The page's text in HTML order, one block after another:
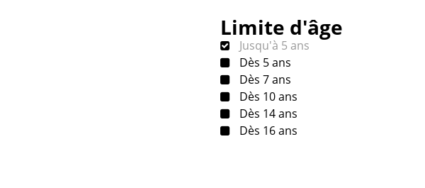
Limite d'âge
Jusqu'à 5 ans
Dès 5 ans
Dès 7 ans
Dès 10 ans
Dès 14 ans
Dès 16 ans